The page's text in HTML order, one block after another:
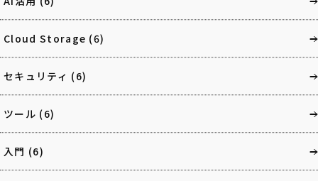
Cloud Storage (6)
セキュリティ (6)
ツール (6)
入門 (6)